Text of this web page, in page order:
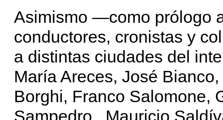
Asimismo —como prólogo
conductores, cronistas y
a distintas ciudades del
María Areces, José
Borghi, Franco Salomone,
Sampedro, Mauricio